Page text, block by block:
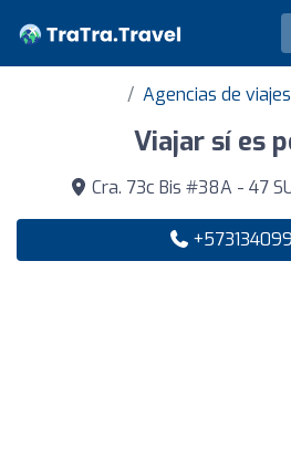
Agencias de
Viajar sí es
Cra. 73c Bis #38A - 47